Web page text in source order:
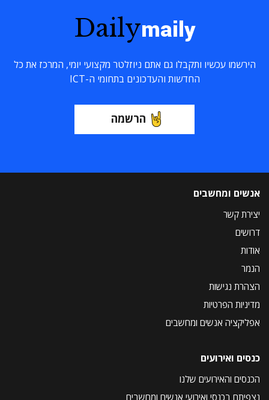
Dailymaily
הירשמו עכשיו ותקבלו גם אתם ניוזלטר מקצועי יומי, המרכז את כל
החדשות והעדכונים בתחומי ה-ICT
הרשמה
אנשים ומחשבים
יצירת קשר
דרושים
אודות
הנמר
הצהרת נגישות
מדיניות הפרטיות
אפליקציה אנשים ומחשבים
כנסים ואירועים
הכנסים והאירועים שלנו
נצפיתם בכנסי ואירועי אנשים ומחשבים